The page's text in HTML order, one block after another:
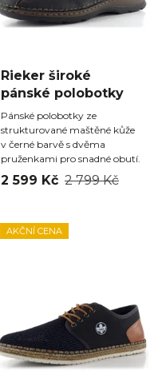
Rieker široké
pánské polobotky
Pánské polobotky ze
strukturované maštěné kůže
v černé barvě s dvěma
pruženkami pro snadné obutí.
2 599 Kč 2 799 Kč
AKČNÍ CENA